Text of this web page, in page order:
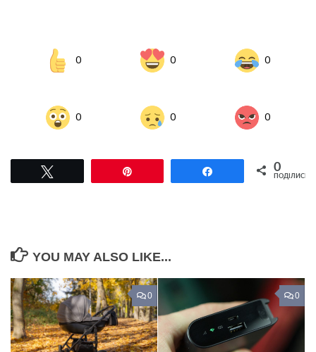
0 0 0
0 0 0
Поділитися0
ПОДІЛИСЬ
YOU MAY ALSO LIKE...
0 0